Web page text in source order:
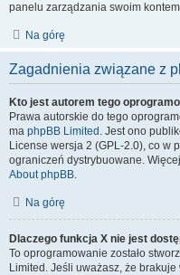
panelu zarządzania swoim
Na górę
Zagadnienia związane z
Kto jest autorem tego
Prawa autorskie do tego
ma phpBB Limited . Jest ono
License wersja 2 (GPL-2.0), co w
ograniczeń dystrybuowane.
About phpBB.
Na górę
Dlaczego funkcja X nie jest
To oprogramowanie zostało
Limited. Jeśli uważasz, że